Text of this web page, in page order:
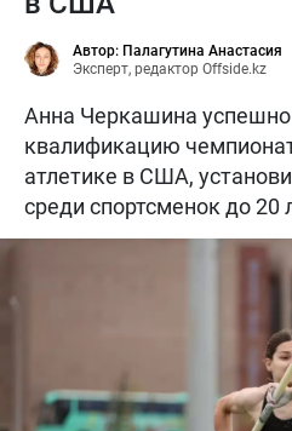
Автор: Палагутина Анастасия
Эксперт, редактор Offside.kz
Анна Черкашина
квалификацию
атлетике в США,
среди спортсменок до